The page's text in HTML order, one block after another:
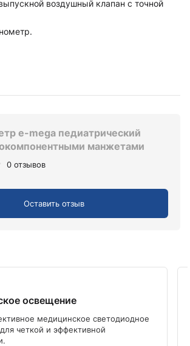
воздушный клапан с точной
e-mega педиатрический
манжетами
0 отзывов
Оставить отзыв
освещение
медицинское светодиодное
четкой и эффективной